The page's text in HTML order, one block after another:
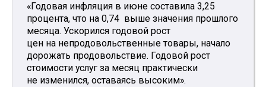
«Годовая инфляция в июне составила 3,25
процента, что на 0,74 выше значения прошлого
месяца. Ускорился годовой рост
цен на непродовольственные товары, начало
дорожать продовольствие. Годовой рост
стоимости услуг за месяц практически
не изменился, оставаясь высоким».